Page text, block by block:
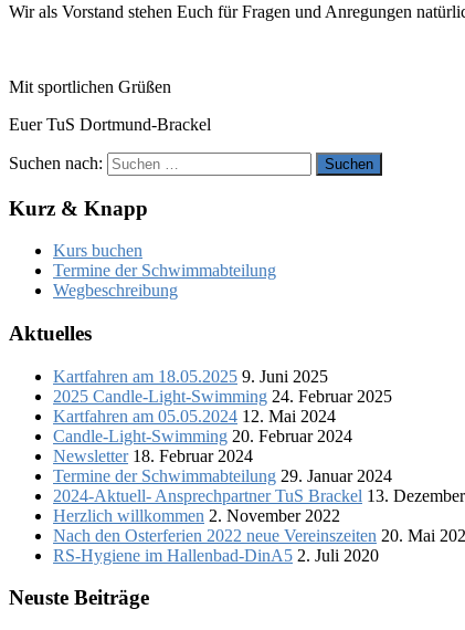
Wir als Vorstand stehen Euch für Fragen und Anregungen
Mit sportlichen Grüßen
Euer TuS Dortmund-Brackel
Suchen nach:
Kurz & Knapp
Kurs buchen
Termine der Schwimmabteilung
Wegbeschreibung
Aktuelles
Kartfahren am 18.05.2025 9. Juni 2025
2025 Candle-Light-Swimming 24. Februar 2025
Kartfahren am 05.05.2024 12. Mai 2024
Candle-Light-Swimming 20. Februar 2024
Newsletter18. Februar 2024
Termine der Schwimmabteilung 29. Januar 2024
2024-Aktuell- Ansprechpartner TuS Brackel 13.
Herzlich willkommen 2. November 2022
Nach den Osterferien 2022 neue Vereinszeiten 20. Mai
RS-Hygiene im Hallenbad-DinA5 2. Juli 2020
Neuste Beiträge